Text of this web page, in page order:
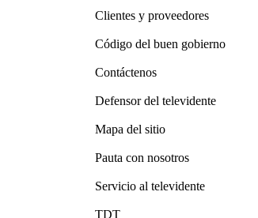
Clientes y proveedores
Código del buen gobierno
Contáctenos
Defensor del televidente
Mapa del sitio
Pauta con nosotros
Servicio al televidente
TDT